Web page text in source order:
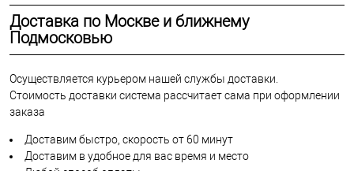
Доставка по Москве и ближнему
Подмосковью
Осуществляется курьером нашей службы доставки.
Стоимость доставки система рассчитает сама при оформлении
заказа
Доставим быстро, скорость от 60 минут
Доставим в удобное для вас время и место